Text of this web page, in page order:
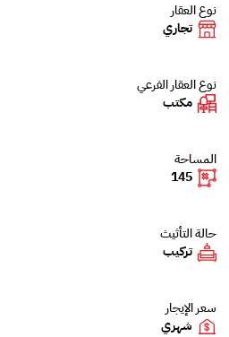
نوع العقار
تجاري
نوع العقار الفرعي
مكتب
المساحة
145
حالة التأثيث
تركيب
سعر الإيجار
شهري